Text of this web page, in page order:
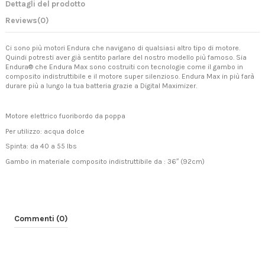
Dettagli del prodotto
Reviews(0)
Ci sono più motori Endura che navigano di qualsiasi altro tipo di motore.
Quindi potresti aver già sentito parlare del nostro modello più famoso. Sia
Endura® che Endura Max sono costruiti con tecnologie come il gambo in
composito indistruttibile e il motore super silenzioso. Endura Max in più farà
durare più a lungo la tua batteria grazie a Digital Maximizer.
Motore elettrico fuoribordo da poppa
Per utilizzo: acqua dolce
Spinta: da 40 a 55 lbs
Gambo in materiale composito indistruttibile da : 36″ (92cm)
Commenti (0)